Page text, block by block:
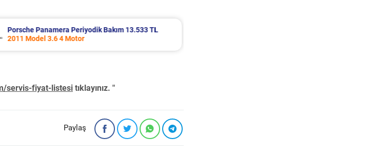
Renault Fluence Periyodik Bakım 8.285 TL
2016 Model 1.5 Dci Motor
servis-fiyat-listesi tıklayınız. "
Paylaş